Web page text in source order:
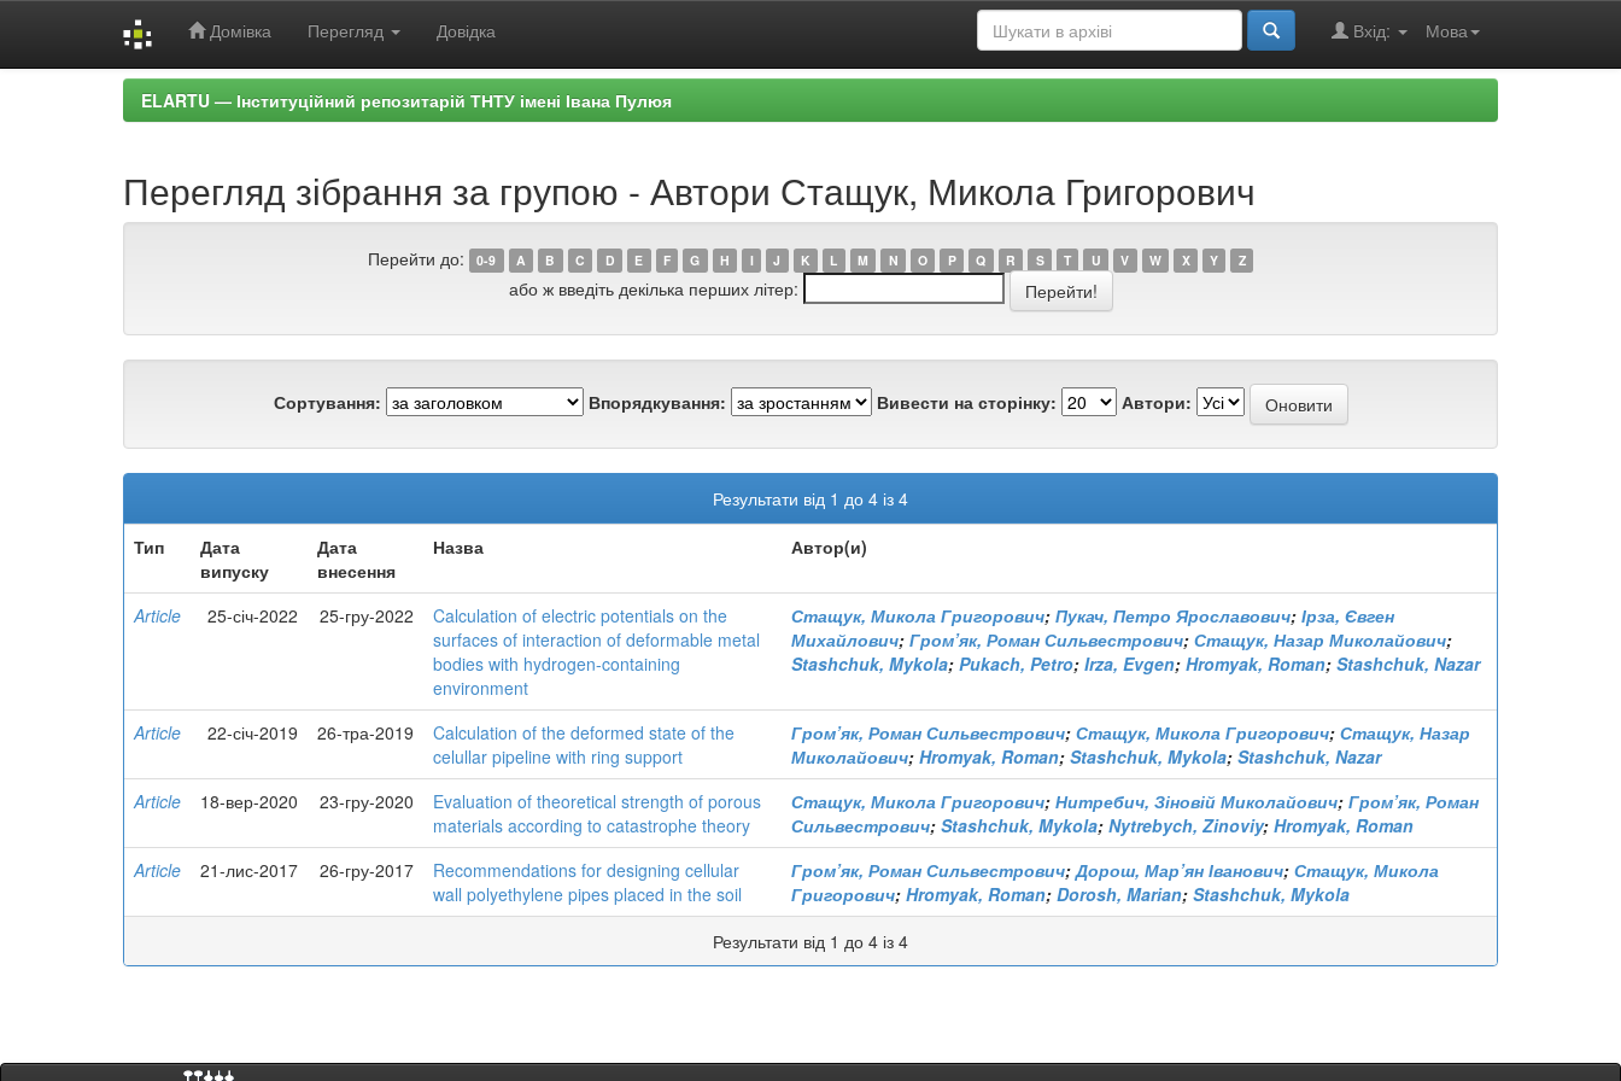
Домівка Перегляд Довідка Мова
Вхід:
ELARTU — Інституційний репозитарій ТНТУ імені Івана Пулюя
Перегляд зібрання за групою - Автори Стащук, Микола Григорович
Перейти до: 0-9 A B C D E F G H I J K L M N O P Q R S T U V W X Y Z
або ж введіть декілька перших літер:
Сортування: Впорядкування: Вивести на сторінку: Автори:
Результати від 1 до 4 із 4
Тип
Дата
випуску
Дата
внесення
Назва Автор(и)
Article 25-січ-2022 25-гру-2022
Calculation of electric potentials on the
surfaces of interaction of deformable metal
bodies with hydrogen-containing
environment
Стащук, Микола Григорович; Пукач, Петро Ярославович; Ірза, Євген
Михайлович; Гром’як, Роман Сильвестрович; Стащук, Назар Миколайович;
Stashchuk, Mykola; Pukach, Petro; Irza, Evgen; Hromyak, Roman; Stashchuk, Nazar
Article 22-січ-2019 26-тра-2019
Calculation of the deformed state of the
celullar pipeline with ring support
Гром’як, Роман Сильвестрович; Стащук, Микола Григорович; Стащук, Назар
Миколайович; Hromyak, Roman; Stashchuk, Mykola; Stashchuk, Nazar
Article
18-вер-2020 23-гру-2020
Evaluation of theoretical strength of porous
materials according to catastrophe theory
Стащук, Микола Григорович; Нитребич, Зіновій Миколайович; Гром’як, Роман
Сильвестрович; Stashchuk, Mykola; Nytrebych, Zinoviy; Hromyak, Roman
Article
21-лис-2017 26-гру-2017
Recommendations for designing cellular
wall polyethylene pipes placed in the soil
Гром’як, Роман Сильвестрович;Дорош, Мар’ян Іванович; Стащук, Микола
Григорович; Hromyak, Roman; Dorosh, Marian; Stashchuk, Mykola
Результати від 1 до 4 із 4